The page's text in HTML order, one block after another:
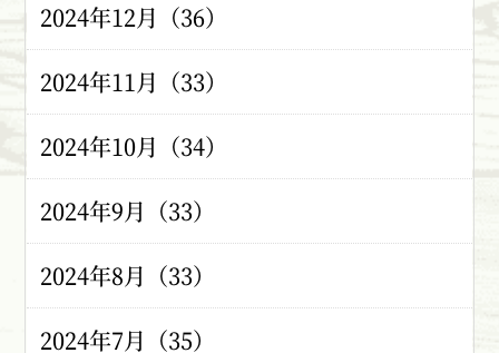
2024年12月（36）
2024年11月（33）
2024年10月（34）
2024年9月（33）
2024年8月（33）
2024年7月（35）